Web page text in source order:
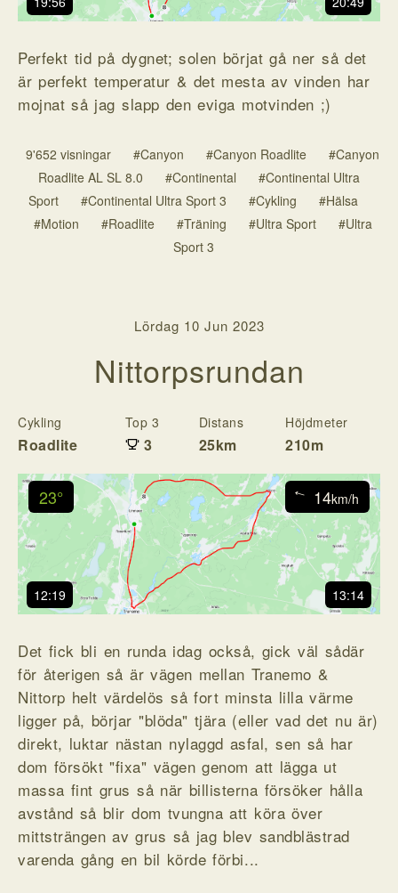
Perfekt tid på dygnet; solen börjat gå ner så det
är perfekt temperatur & det mesta av vinden har
mojnat så jag slapp den eviga motvinden ;)
9'652 visningar #Canyon #Canyon Roadlite
#Canyon
Roadlite AL SL 8.0
#Continental
#Continental Ultra
Sport
#Continental Ultra Sport 3 #Cykling
#Hälsa
#Motion
#Roadlite #Träning #Ultra Sport
#Ultra
Sport 3
Lördag 10 Jun 2023
Nittorpsrundan
Cykling
Roadlite
Top 3
3
Distans
25km
Höjdmeter
210m
23° 14km/h
↓
12:19 13:14
Det fick bli en runda idag också, gick väl sådär
för återigen så är vägen mellan Tranemo &
Nittorp helt värdelös så fort minsta lilla värme
ligger på, börjar "blöda" tjära (eller vad det nu är)
direkt, luktar nästan nylaggd asfal, sen så har
dom försökt "fixa" vägen genom att lägga ut
massa fint grus så när billisterna försöker hålla
avstånd så blir dom tvungna att köra över
mittsträngen av grus så jag blev sandblästrad
varenda gång en bil körde förbi...